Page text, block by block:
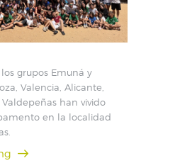
grupos Emuná y
Valencia, Alicante,
han vivido
en la localidad